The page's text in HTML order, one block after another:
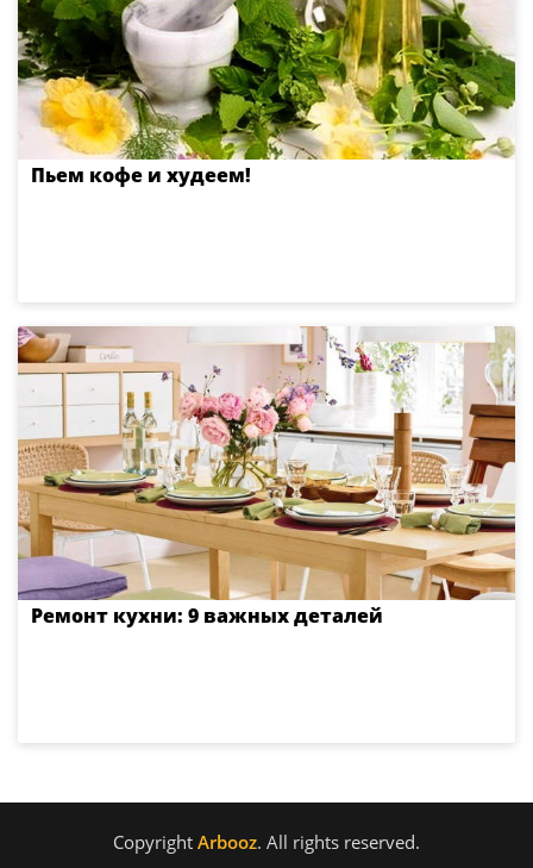
Пьем кофе и худеем!
Ремонт кухни: 9 важных деталей
Copyright Arbooz. All rights reserved.